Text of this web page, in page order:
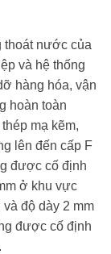
thoát nước của
và hệ thống
hàng hóa, vận
hoàn toàn
mạ kẽm,
lên đến cấp F
được cố định
ở khu vực
độ dày 2 mm
được cố định